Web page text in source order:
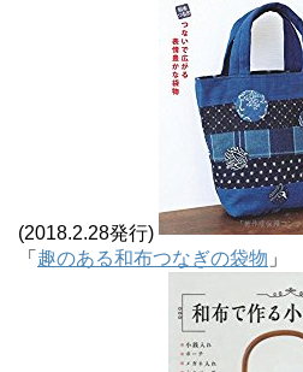
(2018.2.28発行)
「 趣のある和布つなぎの袋物 」